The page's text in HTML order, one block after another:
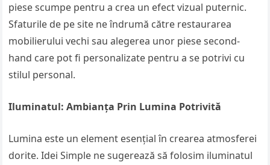
piese scumpe pentru a crea un efect vizual puternic.
Sfaturile de pe site ne îndrumă către restaurarea
mobilierului vechi sau alegerea unor piese second-
hand care pot fi personalizate pentru a se potrivi cu
stilul personal.
Iluminatul: Ambianța Prin Lumina Potrivită
Lumina este un element esențial în crearea atmosferei
dorite. Idei Simple ne sugerează să folosim iluminatul